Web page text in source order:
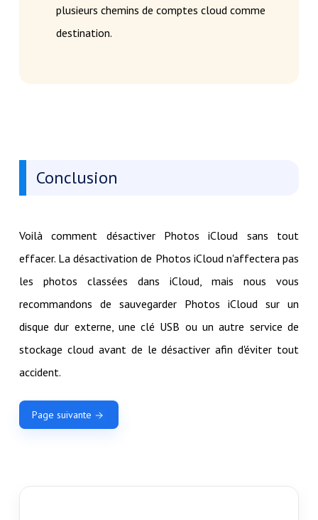
plusieurs chemins de comptes cloud comme
destination.
Conclusion
Voilà comment désactiver Photos iCloud sans tout
effacer. La désactivation de Photos iCloud n'affectera pas
les photos classées dans iCloud, mais nous vous
recommandons de sauvegarder Photos iCloud sur un
disque dur externe, une clé USB ou un autre service de
stockage cloud avant de le désactiver afin d'éviter tout
accident.
Page suivante